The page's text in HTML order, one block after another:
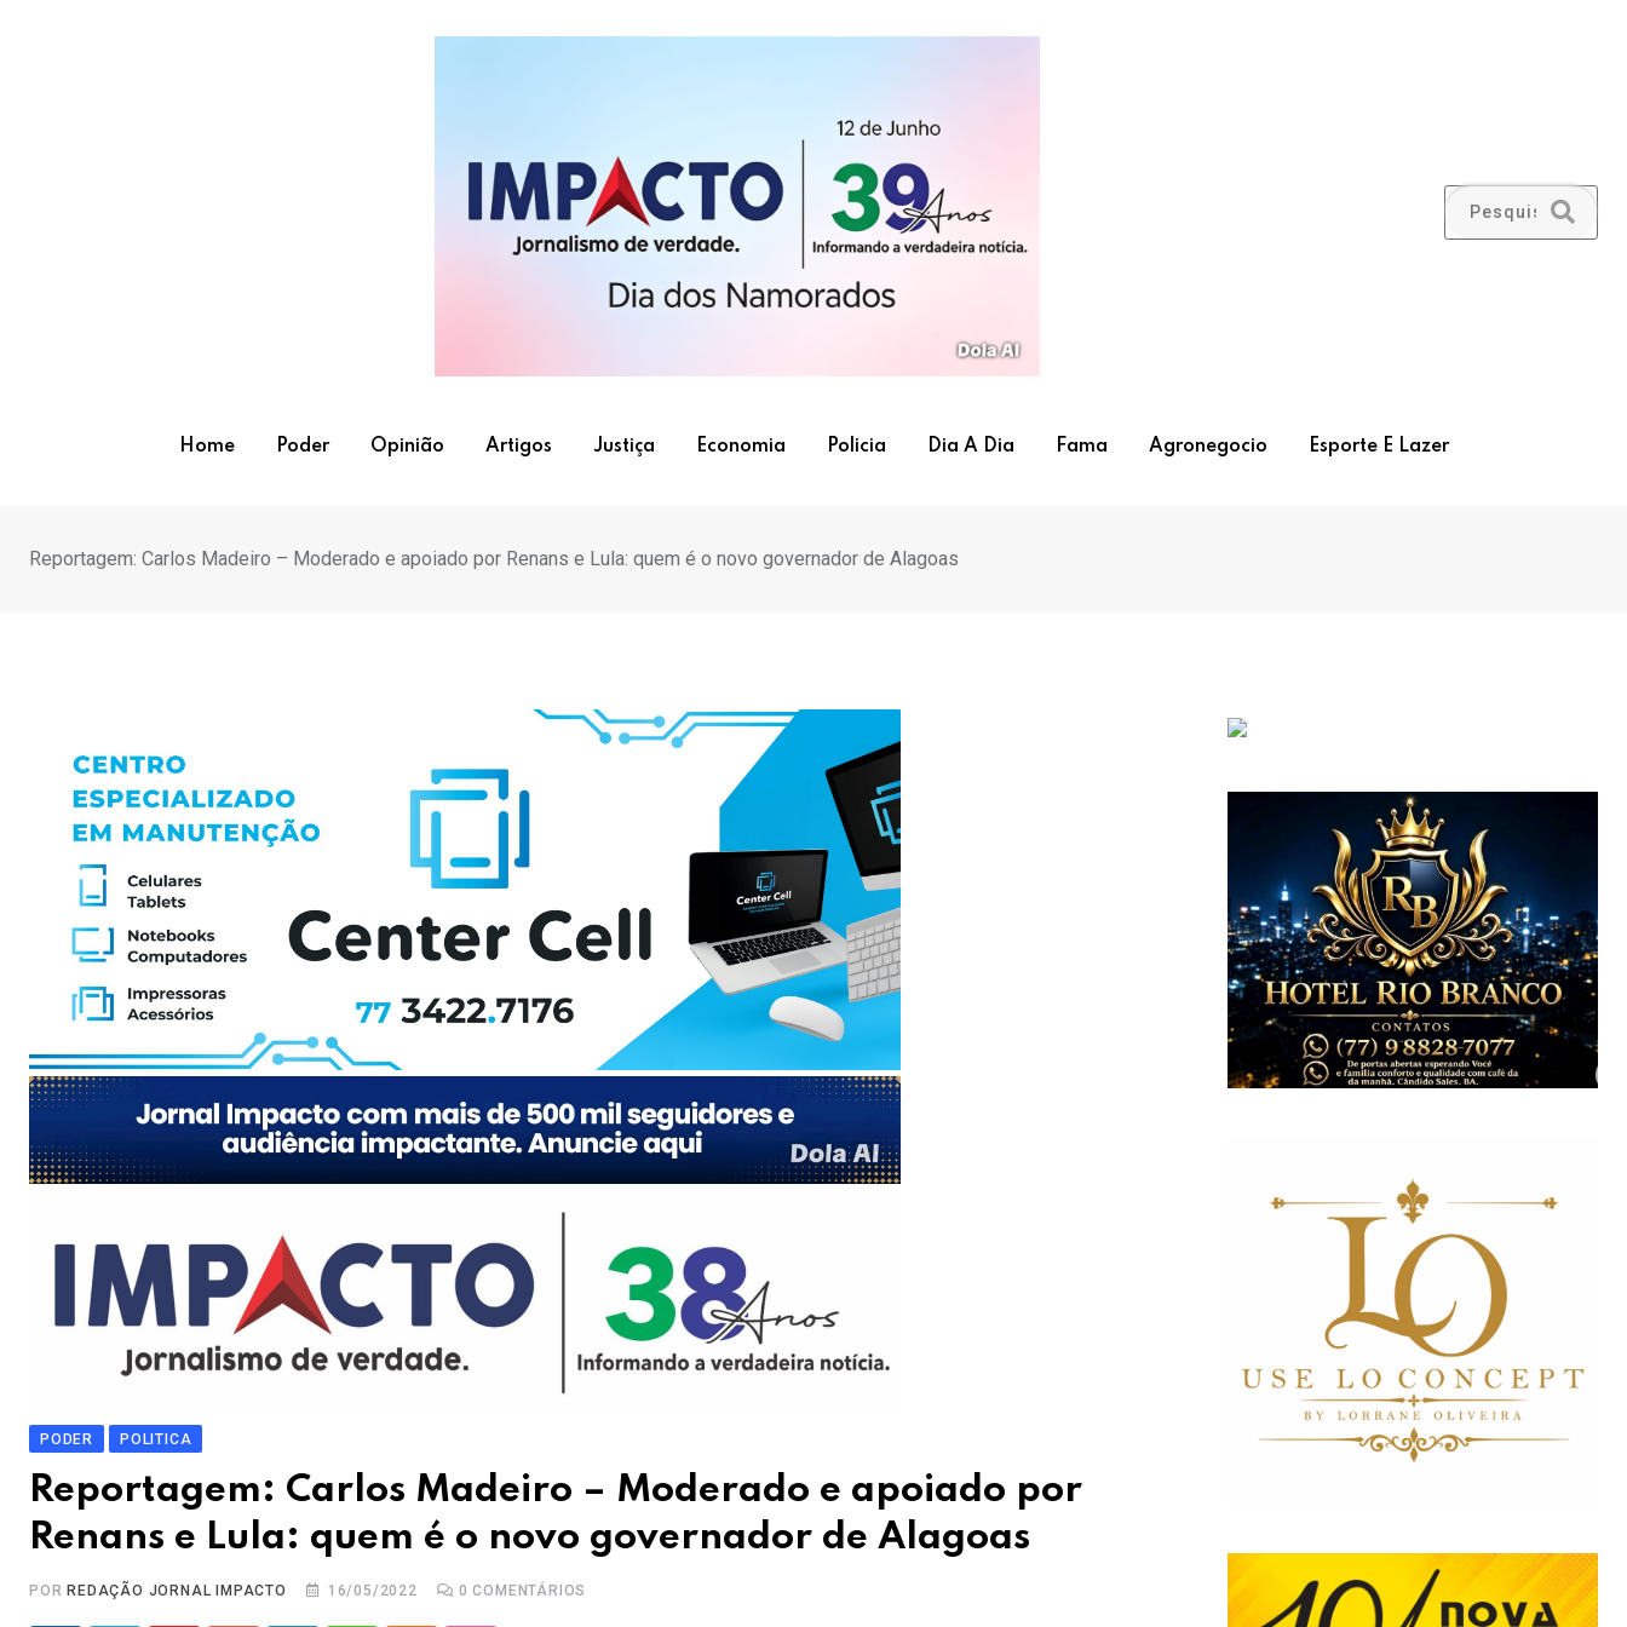
Home Poder Opinião Artigos Justiça Economia Policia Dia A Dia Fama Agronegocio Esporte E Lazer
Reportagem: Carlos Madeiro – Moderado e apoiado por Renans e Lula: quem é o novo governador de Alagoas
PODER POLITICA
Reportagem: Carlos Madeiro – Moderado e apoiado por
Renans e Lula: quem é o novo governador de Alagoas
POR REDAÇÃO JORNAL IMPACTO 16/05/2022 0 COMENTÁRIOS